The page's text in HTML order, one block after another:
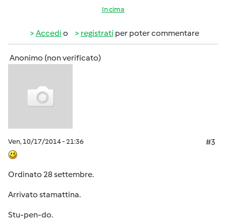
In cima
Accedi o registrati per poter commentare
Anonimo (non verificato)
Ven, 10/17/2014 - 21:36 #3
Ordinato 28 settembre.
Arrivato stamattina.
Stu-pen-do.